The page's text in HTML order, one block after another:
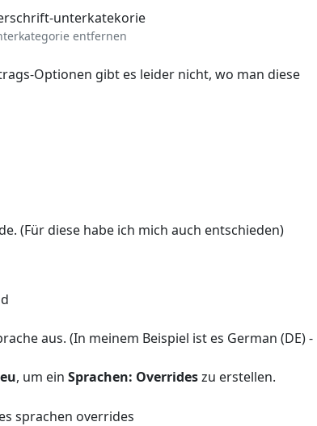
entfernen
Optionen gibt es leider nicht, wo man diese
(Für diese habe ich mich auch entschieden)
aus. (In meinem Beispiel ist es German (DE) -
, um ein Sprachen: Overrideszu erstellen.